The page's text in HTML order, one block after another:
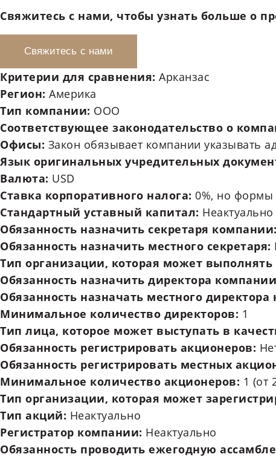
Свяжитесь с нами, чтобы узнать больше о
Свяжитесь с нами
Критерии для сравнения: Арканзас
Регион: Америка
Тип компании: ООО
Соответствующее законодательство о
Офисы: Закон обязывает компании указывать
Язык оригинальных учредительных
Валюта: USD
Ставка корпоративного налога: 0%, но формы
Стандартный уставный капитал: Неактуально
Обязанность назначить секретаря компании:
Обязанность назначить местного секретаря:
Тип организации, которая может
Обязанность назначить директора
Обязанность назначать местного
Минимальное количество директоров: 1
Тип лица, которое может выступать в
Обязанность регистрировать акционеров:
Обязанность регистрировать местных
Минимальное количество акционеров: 1 (от
Тип организации, которая может
Тип акций: Неактуально
Регистратор компании: Неактуально
Обязанность проводить ежегодную